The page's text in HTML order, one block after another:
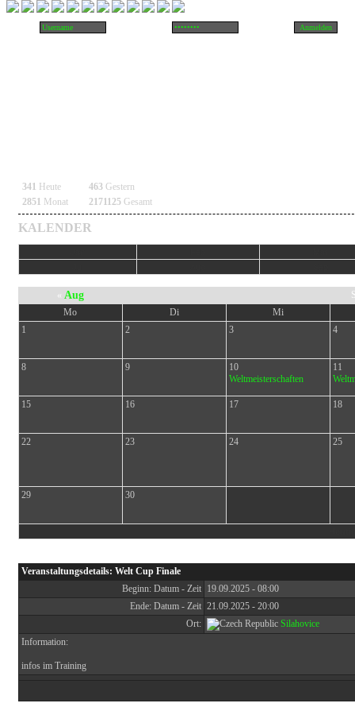
341 Heute 463Gestern
2851 Monat 2171125Gesamt
KALENDER
« Aug
Mo
Di
Mi
1
2 3 4
8 9
10
Weltmeisterschaften
11
15 16 17 18
22 23 24 25
29 30
Veranstaltungsdetails: Welt Cup Finale
Beginn: Datum - Zeit
19.09.2025 - 08:00
Ende: Datum - Zeit 21.09.2025 - 20:00
Ort:
Silahovice
Information:
infos im Training